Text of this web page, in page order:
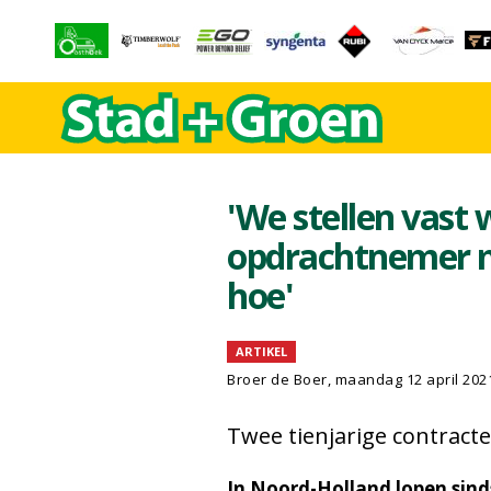
'We stellen vast
opdrachtnemer
hoe'
ARTIKEL
Broer de Boer, maandag 12 april
Twee tienjarige